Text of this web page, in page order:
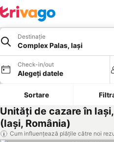
Destinație
Complex Palas, Iaşi
Check-in/out
Alegeți datele
Sortare
Unități de cazare în
(Iaşi, România)
Cum influențează plățile către noi